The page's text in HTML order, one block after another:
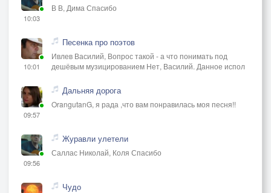
10:03
В В, Дима Спасибо
10:01
Песенка про поэтов
Ивлев Василий, Вопрос такой - а что понимать под
дешёвым музицированием Нет, Василий. Данное испол
09:57
Дальняя дорога
OrangutanG, я рада ,что вам понравилась моя песня!!
09:56
Журавли улетели
Саллас Николай, Коля Спасибо
Чудо